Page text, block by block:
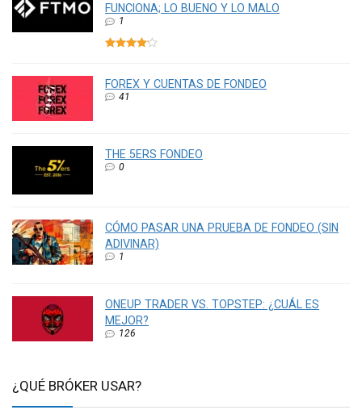
FUNCIONA; LO BUENO Y LO MALO
1
FOREX Y CUENTAS DE FONDEO
41
THE 5ERS FONDEO
0
CÓMO PASAR UNA PRUEBA DE FONDEO (SIN
ADIVINAR)
1
ONEUP TRADER VS. TOPSTEP: ¿CUÁL ES
MEJOR?
126
¿QUÉ BRÓKER USAR?